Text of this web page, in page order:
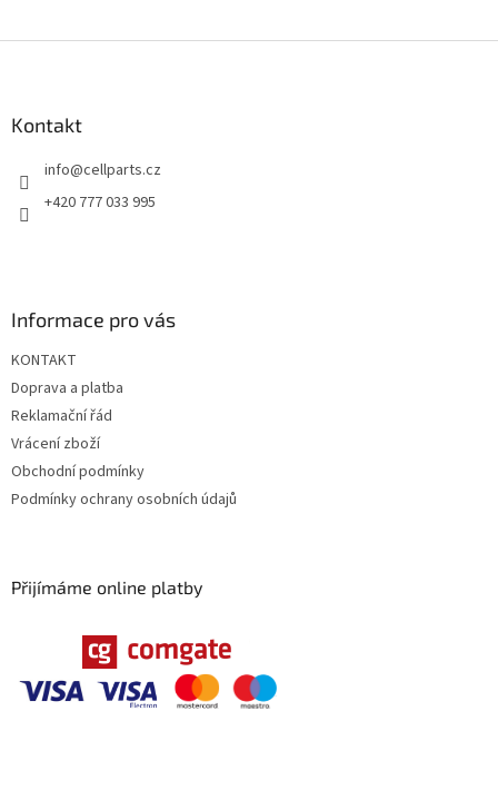
Kontakt
info@cellparts.cz
+420 777 033 995
Informace pro vás
KONTAKT
Doprava a platba
Reklamační řád
Vrácení zboží
Obchodní podmínky
Podmínky ochrany osobních údajů
Přijímáme online platby